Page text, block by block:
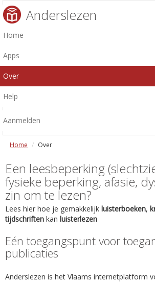
Anderslezen
Home
Apps
Over
Help
Aanmelden
Home Over
Een leesbeperking
fysieke beperking, afasie,
zin om te lezen?
Lees hier hoe je gemakkelijk luisterboeken,
tijdschriften kan luisterlezen
Eén toegangspunt voor
publicaties
Anderslezen is het Vlaams internetplatform